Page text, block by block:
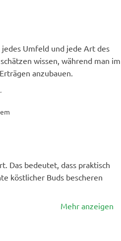
Umfeld und jede Art des
wissen, während man im
anzubauen.
Das bedeutet, dass praktisch
köstlicher Buds bescheren
Mehr anzeigen